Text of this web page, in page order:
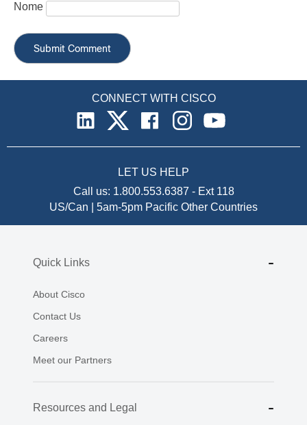
Nome
CONNECT WITH CISCO
LET US HELP
Call us: 1.800.553.6387 - Ext 118
US/Can | 5am-5pm Pacific Other Countries